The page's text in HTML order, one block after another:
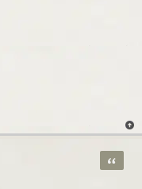
Citar